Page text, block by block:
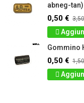
abneg-tan)
0,50 €
Gommino
0,50 €